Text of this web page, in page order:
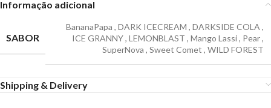
Informação adicional
SABOR
BananaPapa , DARK ICECREAM , DARKSIDE COLA ,
ICE GRANNY, LEMONBLAST , Mango Lassi, Pear,
SuperNova , Sweet Comet , WILD FOREST
Shipping & Delivery